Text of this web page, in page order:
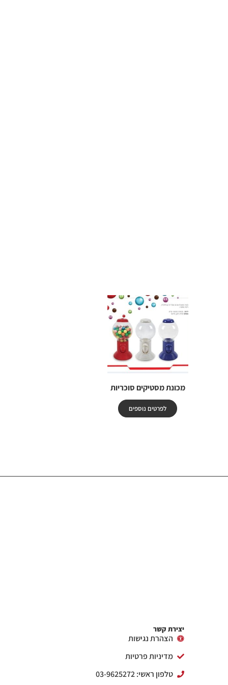
מכונת מסטיקים סוכריות
לפרטים נוספים
יצירת קשר
הצהרת נגישות
מדיניות פרטיות
טלפון ראשי: 03-9625272